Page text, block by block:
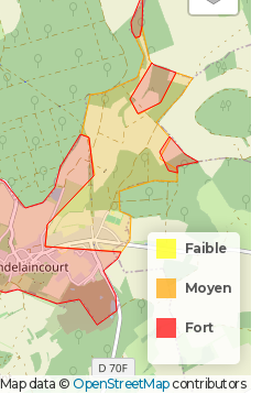
Faible
Moyen
Fort
data ©OpenStreetMapcontributors